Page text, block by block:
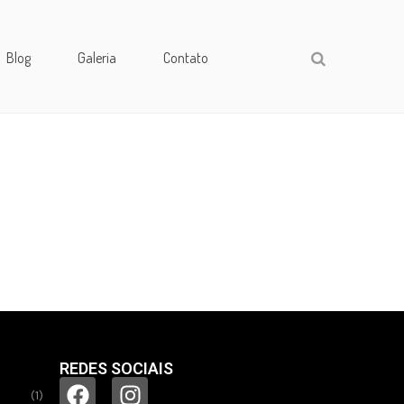
Blog Galeria Contato
(1)
REDES SOCIAIS